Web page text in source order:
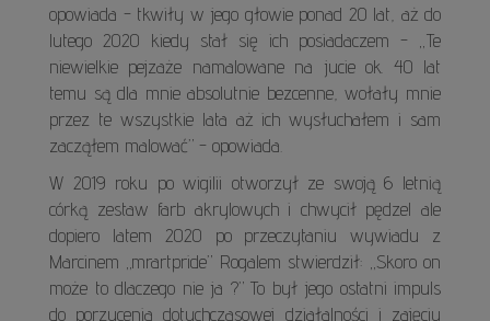
opowiada - tkwiły w jego głowie ponad 20 lat, aż do
lutego 2020 kiedy stał się ich posiadaczem - „Te
niewielkie pejzaże namalowane na jucie ok. 40 lat
temu są dla mnie absolutnie bezcenne, wołały mnie
przez te wszystkie lata aż ich wysłuchałem i sam
zacząłem malować” - opowiada.
W 2019 roku po wigilii otworzył ze swoją 6 letnią
córką zestaw farb akrylowych i chwycił pędzel ale
dopiero latem 2020 po przeczytaniu wywiadu z
Marcinem „mrartpride” Rogalem stwierdził: „Skoro on
może to dlaczego nie ja ?” To był jego ostatni impuls
do porzucenia dotychczasowej działalności i zajęciu